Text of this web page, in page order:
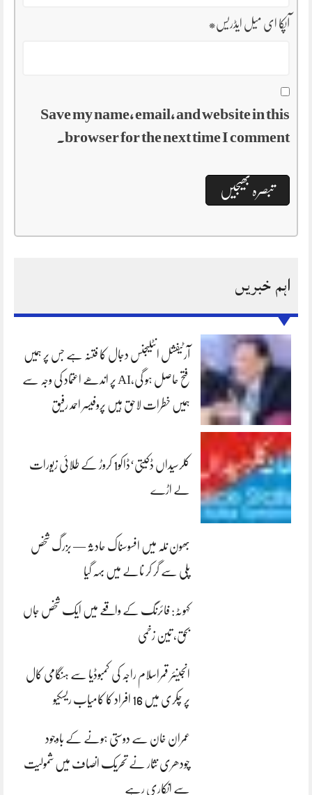
آپکا ای میل ایڈریس*
Save my name, email, and website in this
browser for the next time I comment.
اہم خبریں
آرٹیفشل انٹلیجنس دجال کا فتنہ ہے جس پر ہمیں
فتح حاصل ہو گی،AI پر اندھے اعتماد کی وجہ سے
ہمیں خطرات لاحق ہیں پروفیسر احمد رفیق
کلرسیداں ڈکیتی‘ڈاکو1 کروڑ کے طلائی زیورات
لے اڑے
بھون نلہ میں افسوسناک حادثہ — بزرگ شخص
پلی سے گر کر نالے میں بہہ گیا
کہوٹہ: فائرنگ کے واقعے میں ایک شخص جاں
بحق، تین زخمی
انجینئر قمراسلام راجہ کی کمبوڈیا سے ہنگامی کال
پر چکری میں 16 افراد کا کامیاب ریسکیو
عمران خان سے دوستی ہونے کے باوجود
چودھری نثار نے تحریک انصاف میں شمولیت
سے انکاری رہے